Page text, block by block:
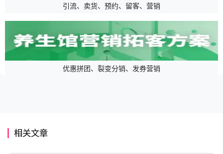
引流、卖货、预约、留客、营销
优惠拼团、裂变分销、发券营销
相关文章